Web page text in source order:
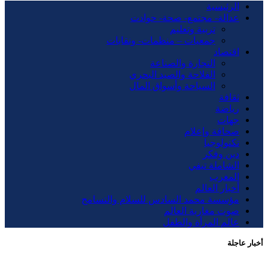
الرئيسية
عدالة- مجتمع- صحة- حوادت
تربية وتعليم
جمعيات – منظمات- ونقابات
اقتصاد
التجارة والصناعة
الفلاحة والصيد البحري
السياحة وأسواق المال
ثقافة
رياضة
جهات
صحافة وإعلام
تكنولوجيا
دين وفكر
الشاملة تيفي
المغرب
أخبار العالم
مؤسسة محمد السادس للسلام والتسامح
صوت مغاربة العالم
عالم المرأة والطفل
أخبار عاجلة